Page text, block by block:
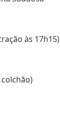
às 17h15)